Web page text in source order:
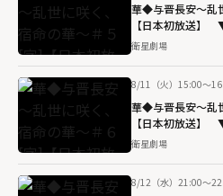
華◆与晋長安～乱
【日本初放送】
衛星劇場
8/11（火）15:00～
華◆与晋長安～乱
【日本初放送】
衛星劇場
8/12（水）21:00～